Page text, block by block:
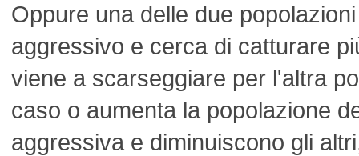
Oppure una delle due
aggressivo e cerca di catturare
viene a scarseggiare per l'altra
caso o aumenta la popolazione
aggressiva e diminuiscono gli